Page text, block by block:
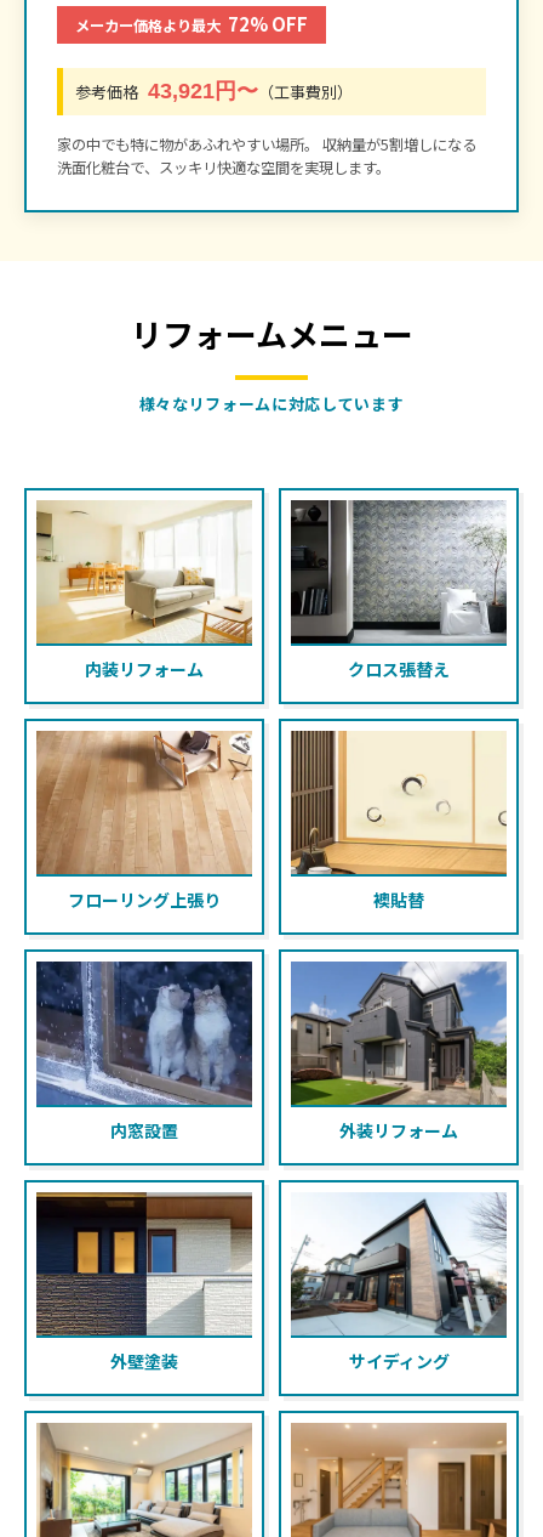
メーカー価格より最大 72% OFF
参考価格 43,921円〜 （工事費別）
家の中でも特に物があふれやすい場所。 収納量が5割増しになる
洗面化粧台で、スッキリ快適な空間を実現します。
リフォームメニュー
様々なリフォームに対応しています
内装リフォーム クロス張替え
フローリング上張り 襖貼替
内窓設置 外装リフォーム
外壁塗装 サイディング